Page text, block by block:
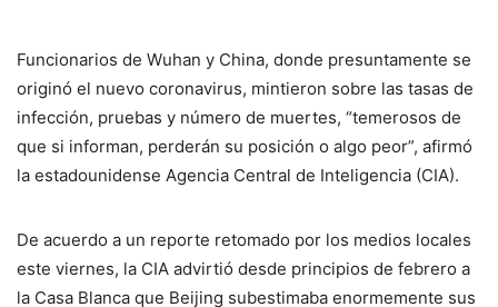
Funcionarios de Wuhan y China, donde presuntamente se
originó el nuevo coronavirus, mintieron sobre las tasas de
infección, pruebas y número de muertes, “temerosos de
que si informan, perderán su posición o algo peor”, afirmó
la estadounidense Agencia Central de Inteligencia (CIA).
De acuerdo a un reporte retomado por los medios locales
este viernes, la CIA advirtió desde principios de febrero a
la Casa Blanca que Beijing subestimaba enormemente sus